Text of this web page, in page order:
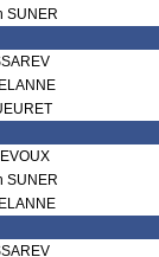
SUNER
SUNER